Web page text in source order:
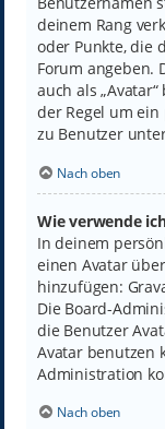
deinem Rang
oder Punkte, die
Forum angeben.
auch als
der Regel um
zu Benutzer
Nach oben
Wie verwende
In deinem
einen Avatar
hinzufügen:
Die Board-
die Benutzer
Avatar benutzen
Administration
Nach oben